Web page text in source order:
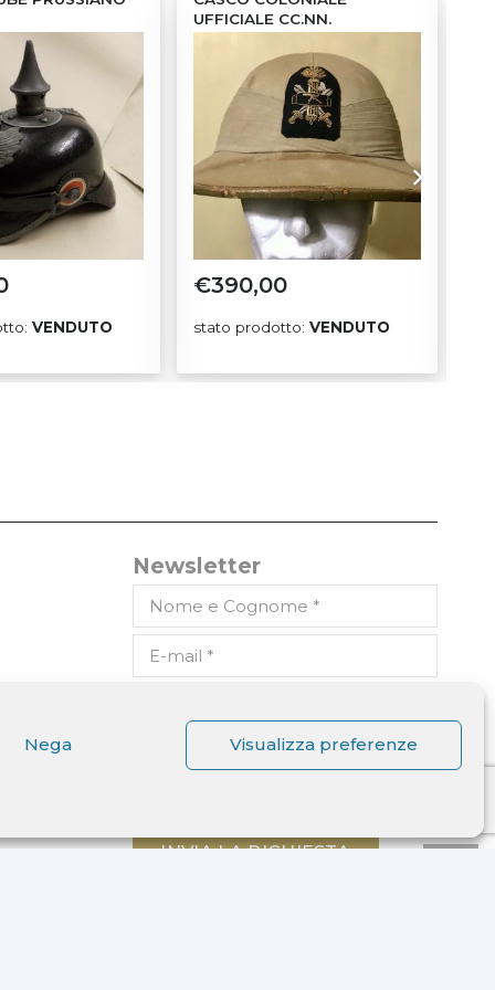
Nega Visualizza preferenze
VENDUTO
UFFICIALE CC.NN.
€390,00
stato prodotto: VENDUTO
Newsletter
Dichiaro di aver letto
l'informativa ricevuta ai sensi
dell'art. 13 del D.lgs. n. 196/2003
e di autorizzare il trattamento